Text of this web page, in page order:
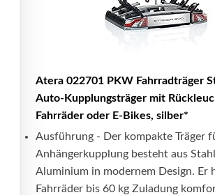
Atera 022701 PKW Fahrradträger
Auto-Kupplungsträger mit
Fahrräder oder E-Bikes, silber*
Ausführung - Der kompakte Träger
Anhängerkupplung besteht aus
Aluminium in modernem Design. Er
Fahrräder bis 60 kg Zuladung